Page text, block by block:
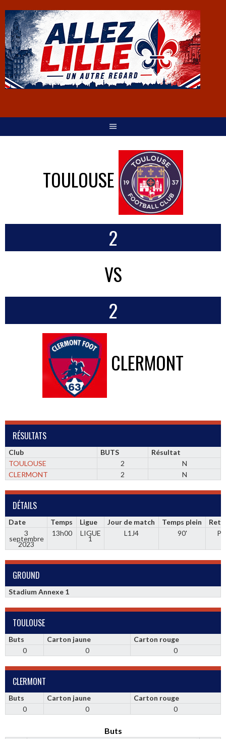
TOULOUSE
2
VS
2
CLERMONT
RÉSULTATS
Club BUTS
Résultat
TOULOUSE
2
N
CLERMONT
2 N
DÉTAILS
Date Temps Ligue Jour de match Temps plein
3
septembre
2023
13h00 LIGUE
1
L1J4 90'
GROUND
Stadium Annexe 1
TOULOUSE
Buts Carton jaune
Carton rouge
0
0 0
CLERMONT
Buts Carton jaune
Carton rouge
0
0 0
Buts